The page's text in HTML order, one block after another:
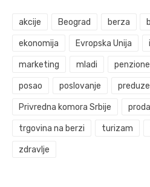
akcije Beograd berza
ekonomija Evropska Unija
marketing mladi
posao poslovanje
Privredna komora Srbije
trgovina na berzi turizam
zdravlje